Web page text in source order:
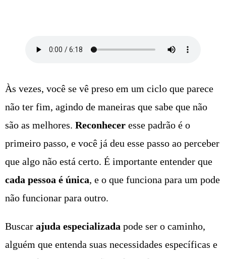
Às vezes, você se vê preso em um ciclo que parece
não ter fim, agindo de maneiras que sabe que não
são as melhores. Reconhecer esse padrão é o
primeiro passo, e você já deu esse passo ao perceber
que algo não está certo. É importante entender que
cada pessoa é única, e o que funciona para um pode
não funcionar para outro.
Buscar ajuda especializada pode ser o caminho,
alguém que entenda suas necessidades específicas e